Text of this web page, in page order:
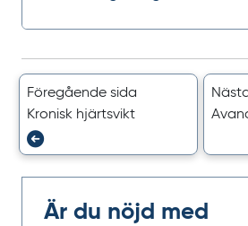
Föregående sida
Kronisk hjärtsvikt
Är du nöjd med